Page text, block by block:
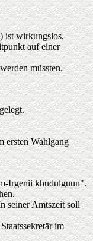
ist wirkungslos.
auf einer
müssten.
ersten Wahlgang
Irgenii khudulguun".
seiner Amtszeit soll
im